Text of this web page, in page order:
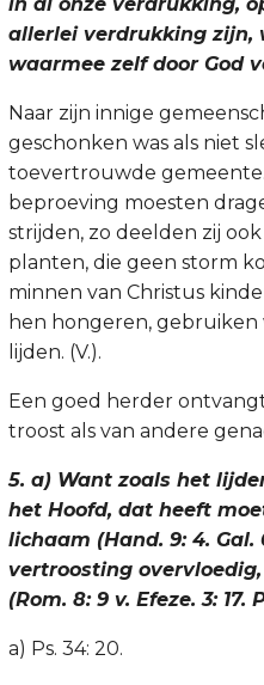
allerlei verdrukking zijn,
waarmee zelf door God
Naar zijn innige
geschonken was als niet
toevertrouwde
beproeving moesten
strijden, zo deelden zij
planten, die geen storm
minnen van Christus
hen hongeren, gebruiken
lijden. (V.).
Een goed herder
troost als van andere
5. a) Want zoals het
het Hoofd, dat heeft
lichaam (Hand. 9: 4. Gal.
vertroosting
(Rom. 8: 9 v. Efeze. 3: 17.
a) Ps. 34: 20.